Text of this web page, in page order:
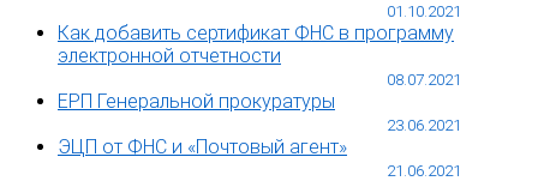
01.10.2021
Как добавить сертификат ФНС в программу
электронной отчетности
08.07.2021
ЕРП Генеральной прокуратуры
23.06.2021
ЭЦП от ФНС и «Почтовый агент»
21.06.2021